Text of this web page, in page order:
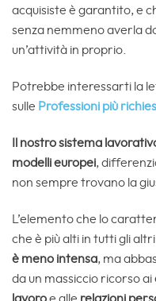
acquisiste è garantito, e
senza nemmeno averla
un’attività in proprio.
Potrebbe interessarti la
sulle Professioni più
Il nostro sistema
modelli europei,
non sempre trovano la
L’elemento che lo
che è più alti in tutti gli
è meno intensa, ma
da un massiccio ricorso ai